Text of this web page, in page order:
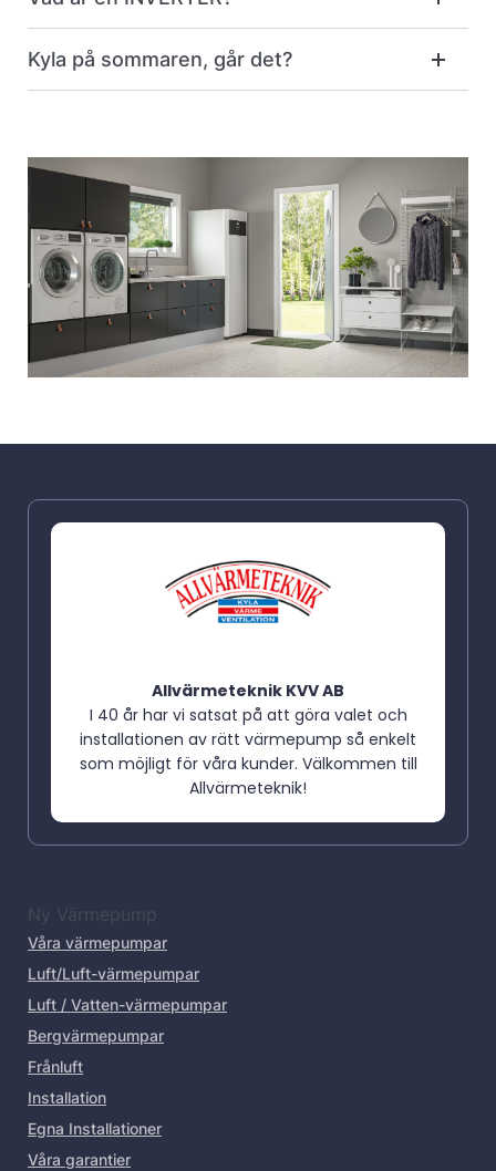
Kyla på sommaren, går det?
Allvärmeteknik KVV AB
I 40 år har vi satsat på att göra valet och
installationen av rätt värmepump så enkelt
som möjligt för våra kunder. Välkommen till
Allvärmeteknik!
Ny Värmepump
Våra värmepumpar
Luft/Luft-värmepumpar
Luft / Vatten-värmepumpar
Bergvärmepumpar
Frånluft
Installation
Egna Installationer
Våra garantier